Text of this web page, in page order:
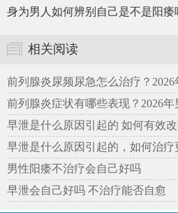
身为男人如何辨别自己是不是阳痿
相关阅读
前列腺炎尿频尿急怎么治疗？
南
前列腺炎症状有哪些表现？2026
案
早泄是什么原因引起的 如何有效
早泄是什么原因引起的，如何治疗
男性阳痿不治疗会自己好吗
早泄会自己好吗 不治疗能否自愈